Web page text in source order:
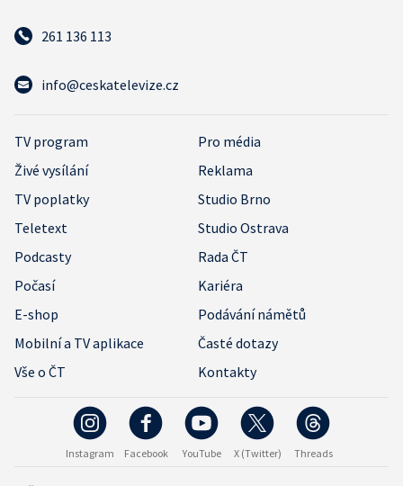
261 136 113
info@ceskatelevize.cz
TV program
Pro média
Živé vysílání
Reklama
TV poplatky
Studio Brno
Teletext
Studio Ostrava
Podcasty
Rada ČT
Počasí
Kariéra
E-shop
Podávání námětů
Mobilní a TV aplikace
Časté dotazy
Vše o ČT
Kontakty
Instagram Facebook YouTube X (Twitter) Threads